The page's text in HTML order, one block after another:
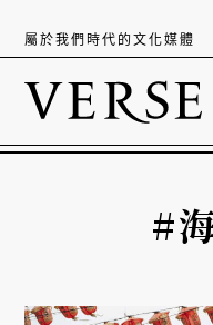
屬於我們時代的文化媒體
#